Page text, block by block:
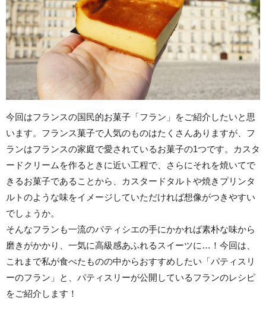
今回はフランスの国民的お菓子「フラン」をご紹介したいと思
います。フランス菓子で人気のものはたくさんありますが、フ
ランはフランスの家庭で愛されているお菓子の1つです。カスタ
ードクリームを作るときに近い工程で、さらにそれを焼いてで
きるお菓子であることから、カスタードタルトや焼きプリンタ
ルトのような味をイメージしていただければ想像がつきやすい
でしょうか。
そんなフランも一流のパティシエの手にかかれば素朴な味から
磨きがかかり、一気に高級感あふれるスイーツに…！今回は、
これまで私が食べたものの中からおすすめしたい「パティスリ
ーのフラン」と、パティスリーが公開しているフランのレシピ
をご紹介します！